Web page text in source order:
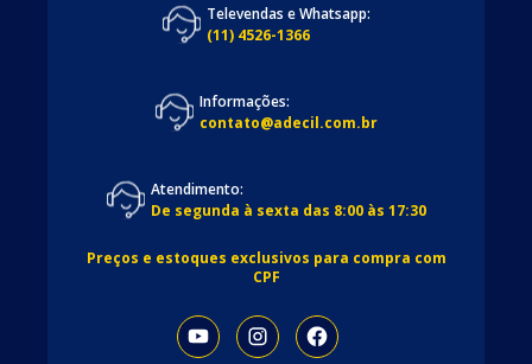
Televendas e Whatsapp:
(11) 4526-1366
Informações:
contato@adecil.com.br
Atendimento:
De segunda à sexta das 8:00 às 17:30
Preços e estoques exclusivos para compra com
CPF